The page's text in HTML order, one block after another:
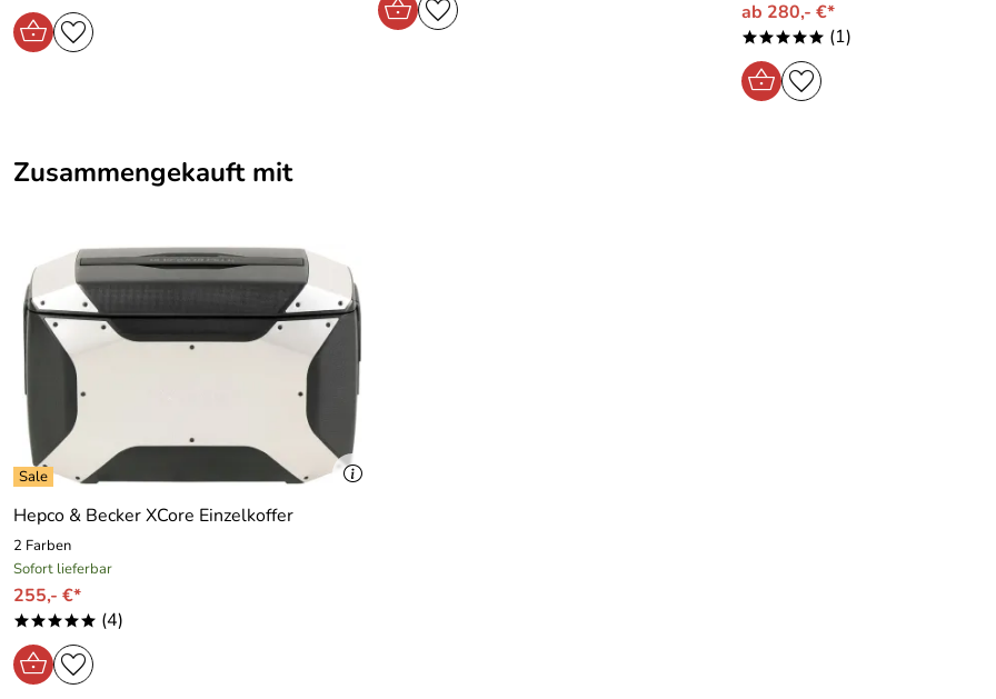
Kaufdatum: 03.12.2025
Bewertungsdatum: 18.12.2025
ab 280,- €*
***** (1)
Zusammengekauft mit
Hepco & Becker XCore Einzelkoffer
2 Farben
Sofort lieferbar
255,- €*
***** (4)